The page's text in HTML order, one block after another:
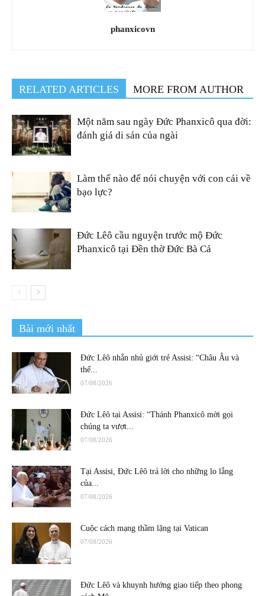
phanxicovn
RELATED ARTICLES MORE FROM AUTHOR
Một năm sau ngày Đức Phanxicô qua đời:
đánh giá di sản của ngài
Làm thế nào để nói chuyện với con cái về
bạo lực?
Đức Lêô cầu nguyện trước mộ Đức
Phanxicô tại Đền thờ Đức Bà Cả
Bài mới nhất
Đức Lêô nhắn nhủ giới trẻ Assisi: “Châu Âu và
thế...
07/08/2026
Đức Lêô tại Assisi: “Thánh Phanxicô mời gọi
chúng ta vượt...
07/08/2026
Tại Assisi, Đức Lêô trả lời cho những lo lắng
của...
07/08/2026
Cuộc cách mạng thầm lặng tại Vatican
07/08/2026
Đức Lêô và khuynh hướng giao tiếp theo phong